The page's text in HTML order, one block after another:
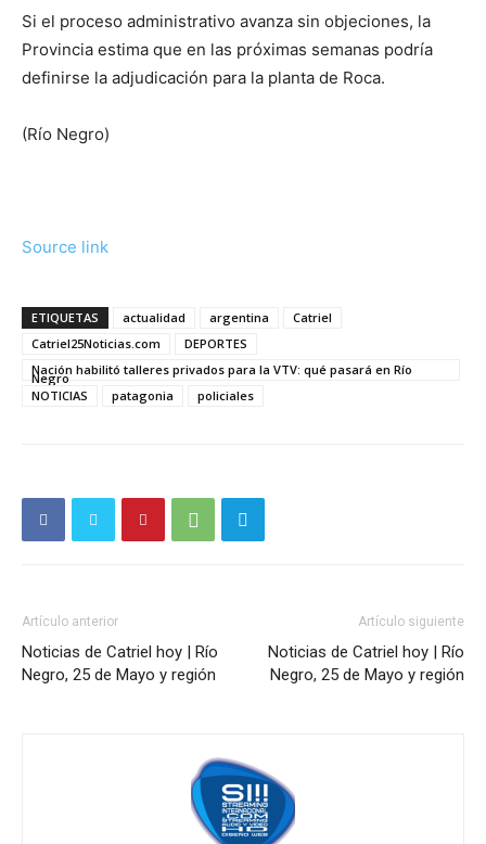
Si el proceso administrativo avanza sin objeciones, la
Provincia estima que en las próximas semanas podría
definirse la adjudicación para la planta de Roca.
(Río Negro)
Source link
ETIQUETAS actualidad argentina
Catriel
Catriel25Noticias.com
DEPORTES
Nación habilitó talleres privados para la VTV: qué pasará en Río
Negro
NOTICIAS
patagonia policiales
Artículo anterior
Noticias de Catriel hoy | Río
Negro, 25 de Mayo y región
Artículo siguiente
Noticias de Catriel hoy | Río
Negro, 25 de Mayo y región